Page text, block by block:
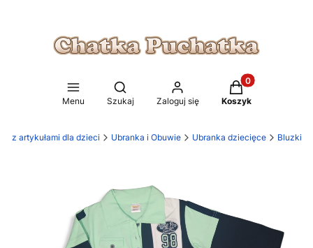
Menu
Otwórz wyszukiwarkę
Szukaj Zaloguj się
Produkty w
Koszyk
z artykułami dla dzieci Ubranka i Obuwie Ubranka dziecięce Bluzki